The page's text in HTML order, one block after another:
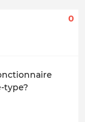
0
type?